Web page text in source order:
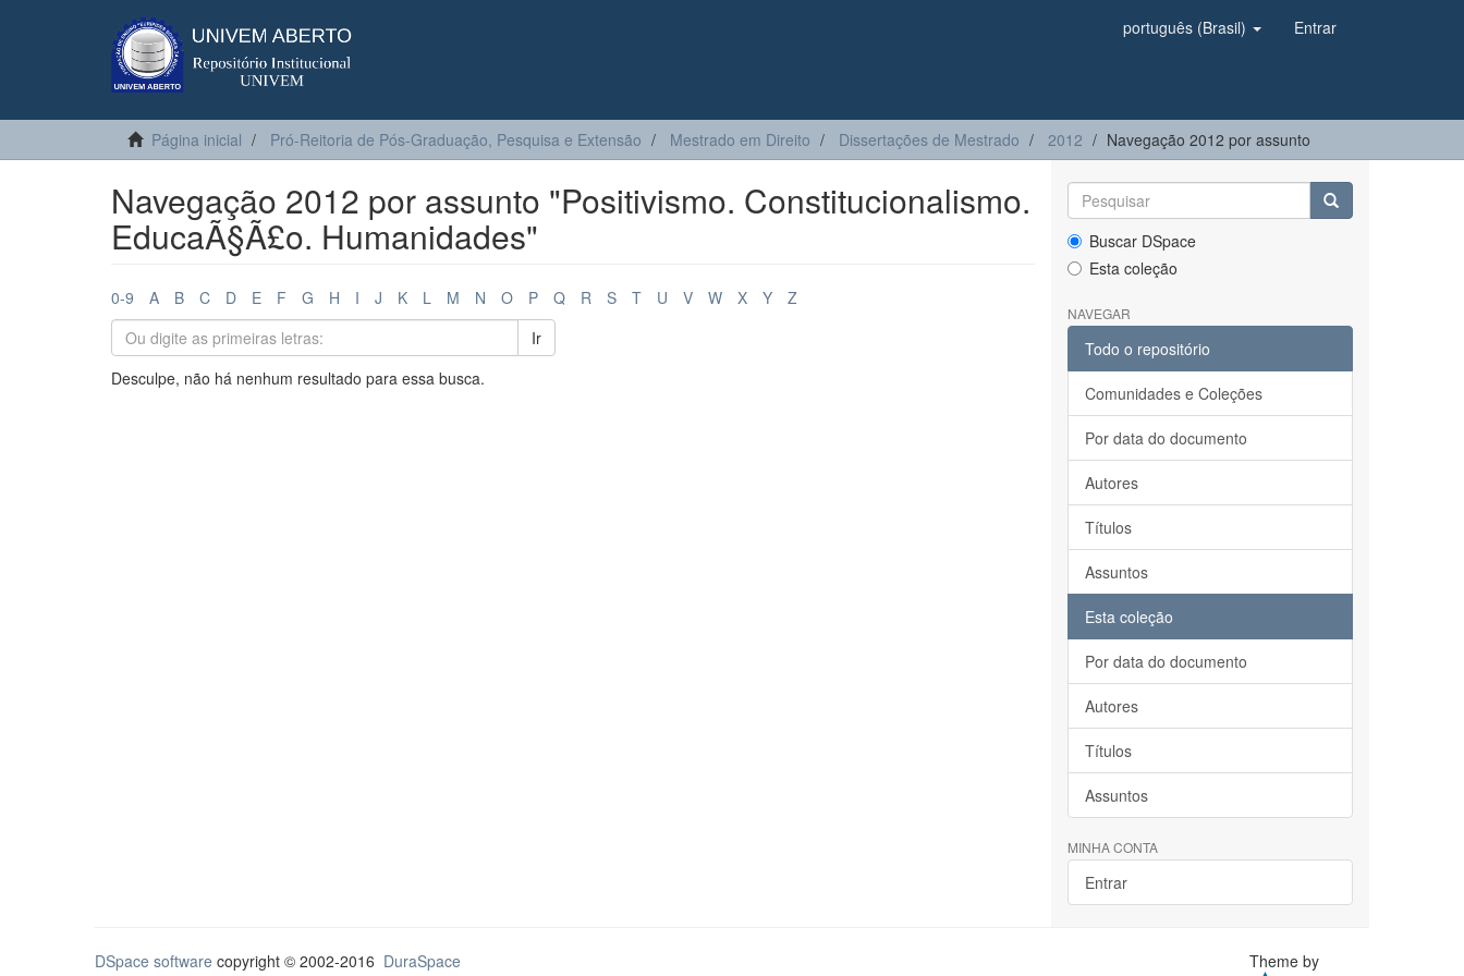
português (Brasil) Entrar
Página inicial Pró-Reitoria de Pós-Graduação, Pesquisa e Extensão Mestrado em Direito Dissertações de Mestrado 2012 Navegação 2012 por assunto
Navegação 2012 por assunto "Positivismo. Constitucionalismo.
EducaÃ§Ã£o. Humanidades"
0-9 A B C D E F G H I J K L M N O P Q R S T U V W X Y
Z
Ir
Desculpe, não há nenhum resultado para essa busca.
Buscar DSpace
Esta coleção
NAVEGAR
Todo o repositório
Comunidades e Coleções
Por data do documento
Autores
Títulos
Assuntos
Esta coleção
Por data do documento
Autores
Títulos
Assuntos
MINHA CONTA
Entrar
DSpace software copyright © 2002-2016 DuraSpace
Theme by